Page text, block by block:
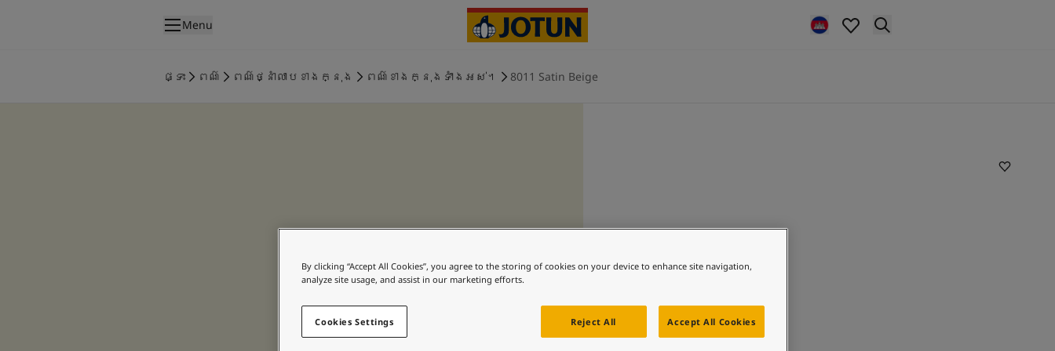
Menu
ផ្ទះ ពណ៌ ពណ៌ថ្នាំលាបខាងក្នុង ពណ៌ខាងក្នុងទាំងអស់។ 8011 Satin Beige
By clicking “Accept All Cookies”, you agree to the storing of cookies on your device to enhance site navigation,
analyze site usage, and assist in our marketing efforts.
Reject All Accept All Cookies
Cookies Settings